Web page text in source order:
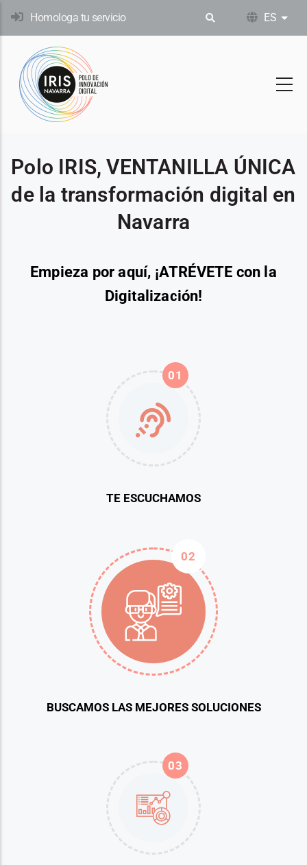
Pasar
contenido
principal
Homologa tu servicio ES
Polo IRIS, VENTANILLA ÚNICA
de la transformación digital en
Navarra
Empieza por aquí, ¡ATRÉVETE con la
Digitalización!
01
TE ESCUCHAMOS
02
BUSCAMOS LAS MEJORES SOLUCIONES
03